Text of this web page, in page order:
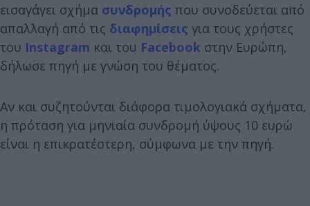
εισαγάγει σχήμα συνδρομής που συνοδεύεται από
απαλλαγή από τις διαφημίσεις για τους χρήστες
του Instagram και του Facebook στην Ευρώπη,
δήλωσε πηγή με γνώση του θέματος.
Αν και συζητούνται διάφορα τιμολογιακά σχήματα,
η πρόταση για μηνιαία συνδρομή ύψους 10 ευρώ
είναι η επικρατέστερη, σύμφωνα με την πηγή.